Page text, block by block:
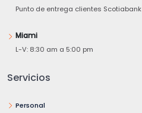
Punto de entrega clientes Scotiabank
Miami
L-V: 8:30 am a 5:00 pm
Servicios
Personal